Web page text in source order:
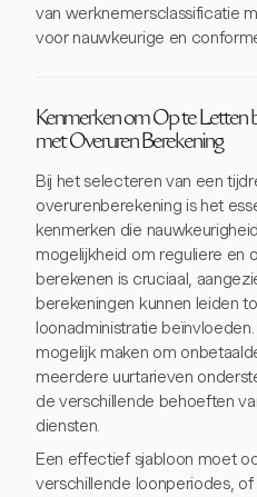
van werknemersclassificatie
voor nauwkeurige en
Kenmerken om Op te Letten
met Overuren Berekening
Bij het selecteren van een
overurenberekening is het
kenmerken die
mogelijkheid om reguliere en
berekenen is cruciaal,
berekeningen kunnen leiden
loonadministratie
mogelijk maken om
meerdere uurtarieven
de verschillende behoeften
diensten.
Een effectief sjabloon moet
verschillende loonperiodes, of